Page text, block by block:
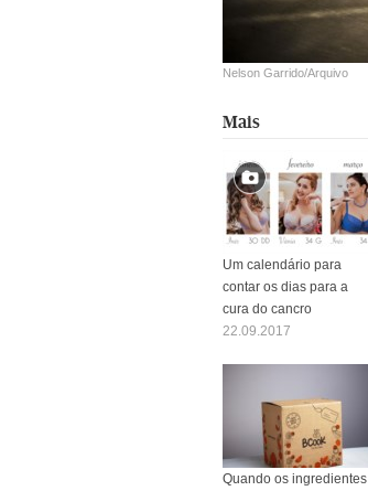
Nelson Garrido/Arquivo
Mais
Um calendário para
contar os dias para a
cura do cancro
22.09.2017
Quando os ingredientes